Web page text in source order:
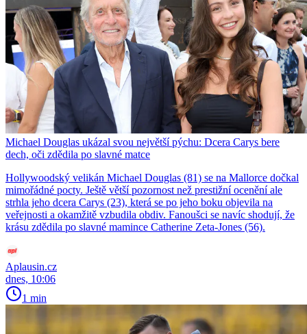
Michael Douglas ukázal svou největší pýchu: Dcera Carys bere
dech, oči zdědila po slavné matce
Hollywoodský velikán Michael Douglas (81) se na Mallorce dočkal
mimořádné pocty. Ještě větší pozornost než prestižní ocenění ale
strhla jeho dcera Carys (23), která se po jeho boku objevila na
veřejnosti a okamžitě vzbudila obdiv. Fanoušci se navíc shodují, že
krásu zdědila po slavné mamince Catherine Zeta-Jones (56).
Aplausin.cz
dnes, 10:06
1 min